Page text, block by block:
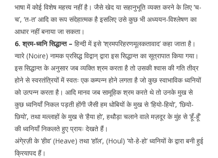
भाषा में कोई विशेष महत्त्व नहीं है। जैसे खेद या सहानुभूति व्यक्त करने के लिए ‘च-
च’, ‘त-त’ आदि का रूप संदेहात्मक है इसलिए उसे कुछ भी अध्ययन-विश्लेषण का
आधार नहीं बनाया जा सकता।
6. श्रम-ध्वनि सिद्धान्त – हिन्दी में इसे ‘श्रमपरिहरणमूलकतावाद’ कहा जाता है।
न्वारे (Noire) नामक प्रसिद्ध विद्वान् द्वारा इस सिद्धान्त का सूत्रापात किया गया।
इस सिद्धान्त के अनुसार जब व्यक्ति श्रम करता है तो उसकी श्वास की गति तीव्र
होने से स्वरतंत्रियों में स्वतः एक कम्पन्न होने लगता है जो कुछ स्वाभाविक ध्वनियों
को उत्पन्न करता है। आदि मानव जब सामूहिक श्रम करते थे तो उनके मुख से
कुछ ध्वनियाँ निकल पड़ती होंगी जैसी हम धोबियों के मुख से ‘हियो-हियो’, ‘छियो-
छियो’, तथा मल्लाहों के मुख से ‘हैया हो’, हथौड़ा चलाने वाले मज़दूर के मुंह से ‘हूँ-हूँ’
की ध्वनियाँ निकलते हुए प्रायः देखते हैं।
अंगे्रज़ी के ‘हीव’ (Heave) तथा ‘हाॅल’, (Houl) ‘यो-हे-हो’ ध्वनियों के द्वारा बनी हुई
क्रियापद हैं।